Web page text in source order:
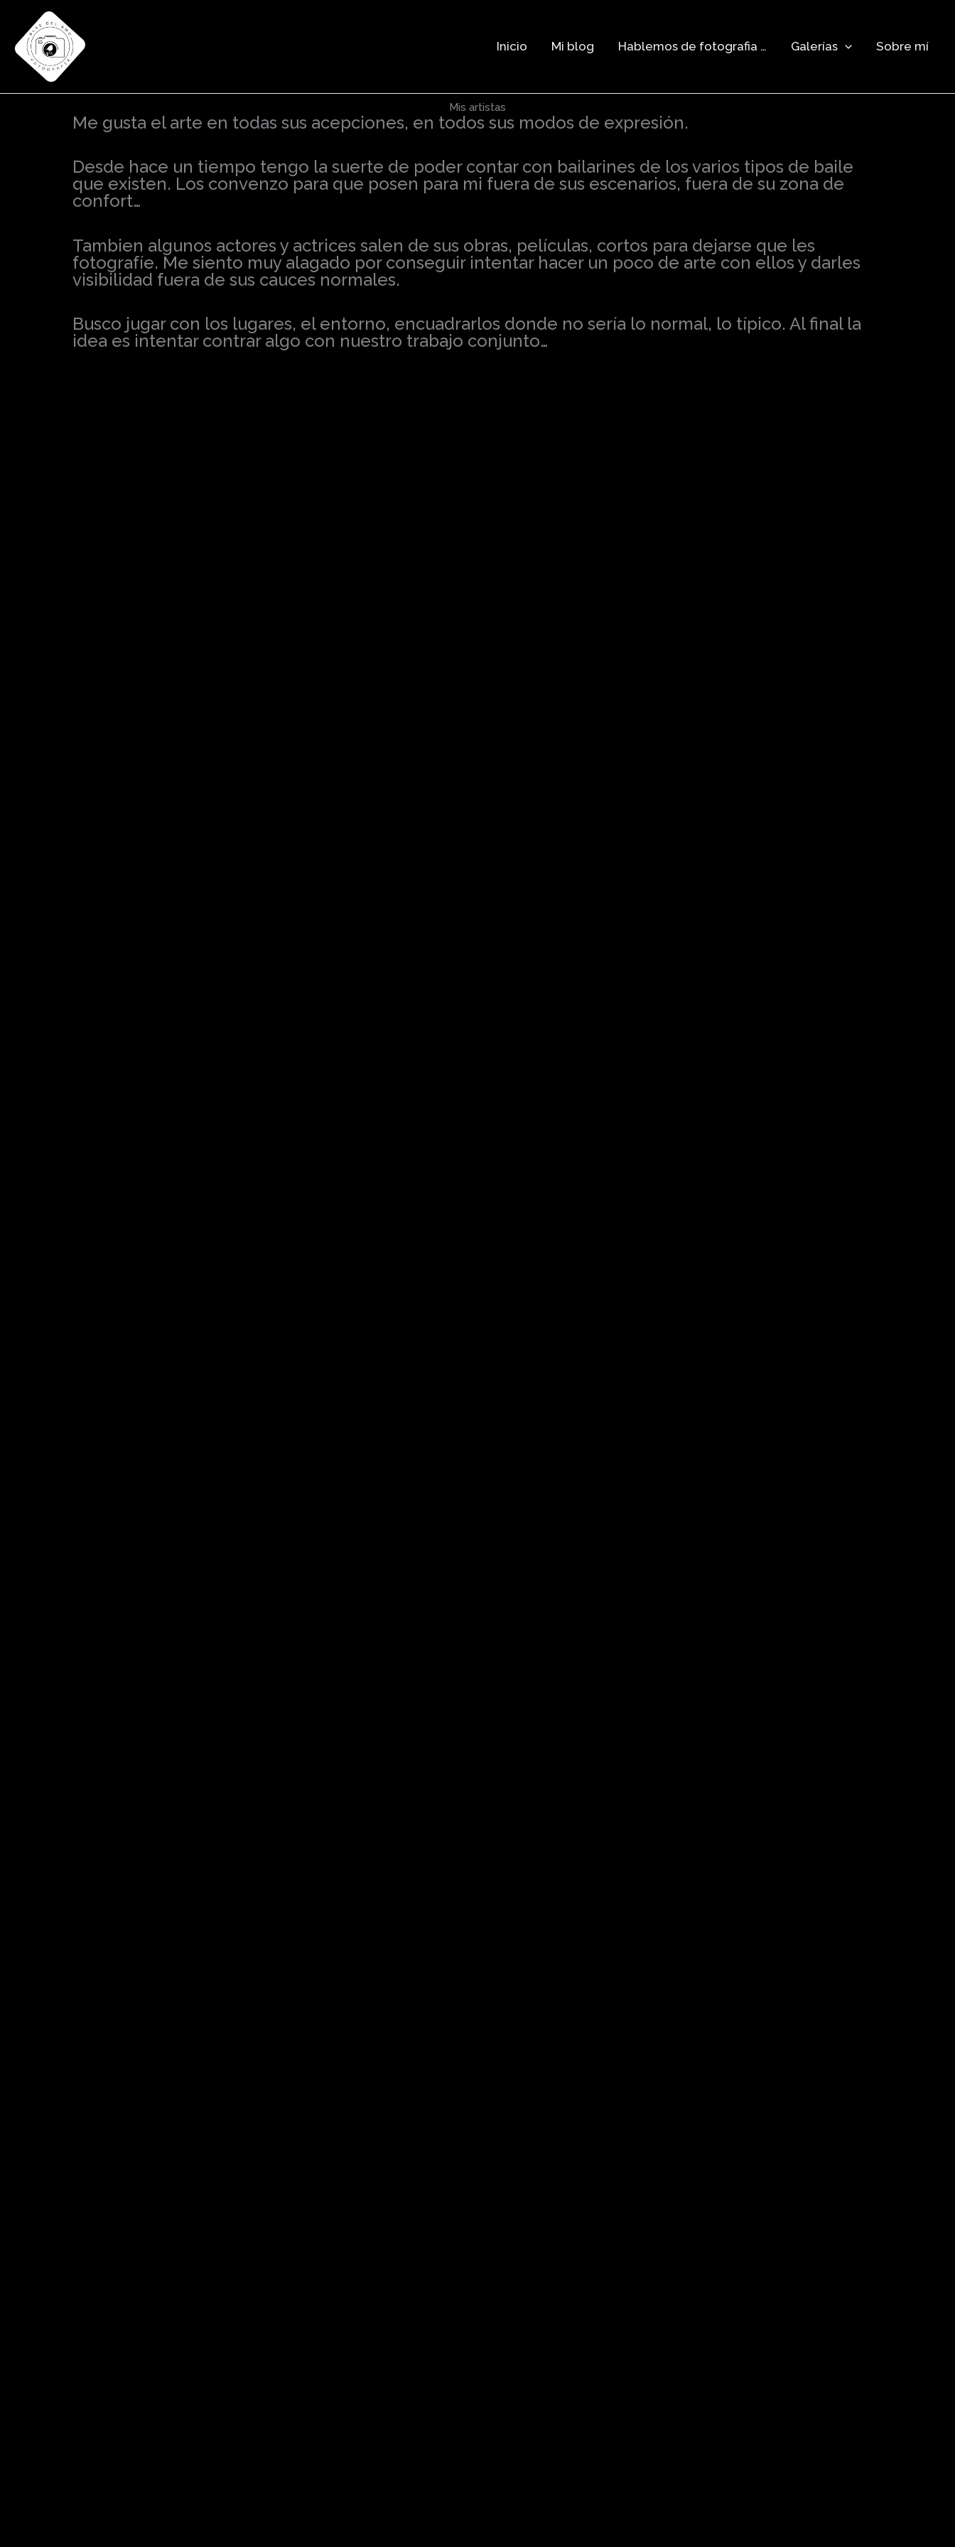
contenido
Inicio Mi blog Hablemos de fotografia … Galerías Sobre mí
Mis artistas
Me gusta el arte en todas sus acepciones, en todos sus modos de expresión.
Desde hace un tiempo tengo la suerte de poder contar con bailarines de los varios tipos de baile
que existen. Los convenzo para que posen para mi fuera de sus escenarios, fuera de su zona de
confort…
Tambien algunos actores y actrices salen de sus obras, películas, cortos para dejarse que les
fotografíe. Me siento muy alagado por conseguir intentar hacer un poco de arte con ellos y darles
visibilidad fuera de sus cauces normales.
Busco jugar con los lugares, el entorno, encuadrarlos donde no sería lo normal, lo típico. Al final la
idea es intentar contrar algo con nuestro trabajo conjunto…